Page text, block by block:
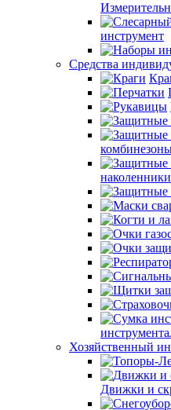
инструмент
Средства
наколенники
Хозяйственный
Движки и